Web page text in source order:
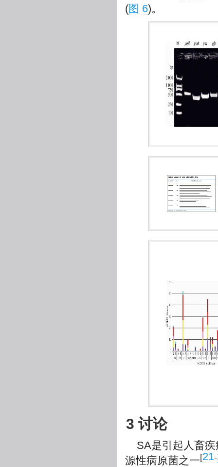
(图 6)。
3 讨论
SA是引起人畜
源性病原菌之一[21-